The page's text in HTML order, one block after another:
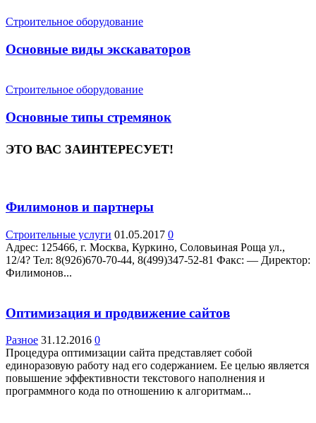
Строительное оборудование
Основные виды экскаваторов
Строительное оборудование
Основные типы стремянок
ЭТО ВАС ЗАИНТЕРЕСУЕТ!
Филимонов и партнеры
Строительные услуги 01.05.2017 0
Адрес: 125466, г. Москва, Куркино, Соловьиная Роща ул.,
12/4? Teл: 8(926)670-70-44, 8(499)347-52-81 Факс: — Директор:
Филимонов...
Оптимизация и продвижение сайтов
Разное 31.12.2016 0
Процедура оптимизации сайта представляет собой
единоразовую работу над его содержанием. Ее целью является
повышение эффективности текстового наполнения и
программного кода по отношению к алгоритмам...